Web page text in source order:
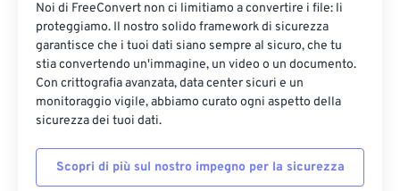
Noi di FreeConvert non ci limitiamo a convertire i file: li
proteggiamo. Il nostro solido framework di sicurezza
garantisce che i tuoi dati siano sempre al sicuro, che tu
stia convertendo un'immagine, un video o un documento.
Con crittografia avanzata, data center sicuri e un
monitoraggio vigile, abbiamo curato ogni aspetto della
sicurezza dei tuoi dati.
Scopri di più sul nostro impegno per la sicurezza